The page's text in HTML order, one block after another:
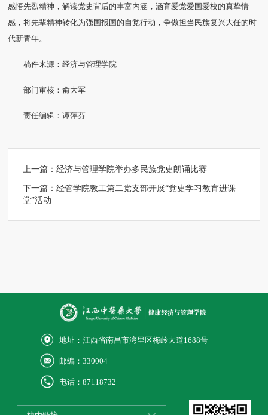
感悟先烈精神，解读党史背后的丰富内涵，涵育爱党爱国爱校的真挚情
感，将先辈精神转化为强国报国的自觉行动，争做担当民族复兴大任的时
代新青年。
稿件来源：经济与管理学院
部门审核：俞大军
责任编辑：谭萍芬
上一篇：经济与管理学院举办多民族党史朗诵比赛
下一篇：经管学院教工第二党支部开展“党史学习教育进课
堂”活动
地址：江西省南昌市湾里区梅岭大道1688号
邮编：330004
电话：87118732